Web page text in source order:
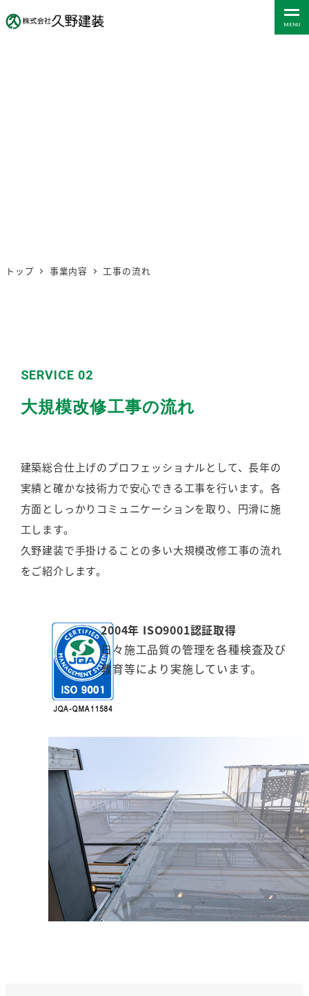
メ
イ
MENU
トップ 事業内容 工事の流れ
SERVICE 02
大規模改修工事の流れ
建築総合仕上げのプロフェッショナルとして、長年の
実績と確かな技術力で安心できる工事を行います。各
方面としっかりコミュニケーションを取り、円滑に施
工します。
久野建装で手掛けることの多い大規模改修工事の流れ
をご紹介します。
2004年 ISO9001認証取得
日々施工品質の管理を各種検査及び
教育等により実施しています。